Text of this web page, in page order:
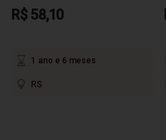
R$ 58,10
1 ano e 6 meses
RS